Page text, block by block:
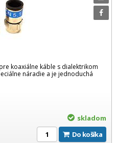
koaxiálne káble s dialektrikom
náradie a je jednoduchá
skladom
Do košíka